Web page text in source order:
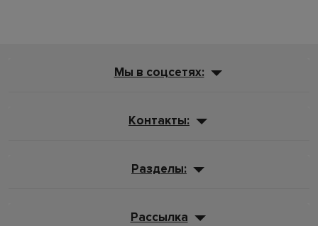
Мы в соцсетях:
Контакты:
Разделы:
Рассылка